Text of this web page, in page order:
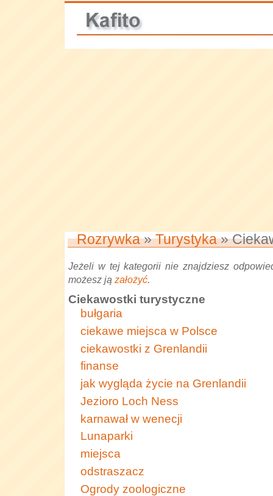
Rozrywka»Turystyka»
Jeżeli w tej kategorii nie znajdziesz
możesz ją założyć.
Ciekawostki turystyczne
bułgaria
ciekawe miejsca w Polsce
ciekawostki z Grenlandii
finanse
jak wygląda życie na Grenlandii
Jezioro Loch Ness
karnawał w wenecji
Lunaparki
miejsca
odstraszacz
Ogrody zoologiczne